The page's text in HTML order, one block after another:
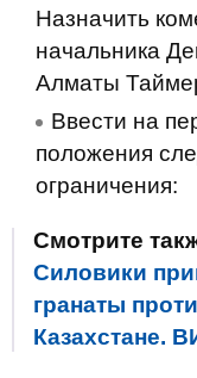
Назначить
начальника
Алматы
Ввести на
положения
ограничения:
Смотрите
Силовики
гранаты
Казахстане.